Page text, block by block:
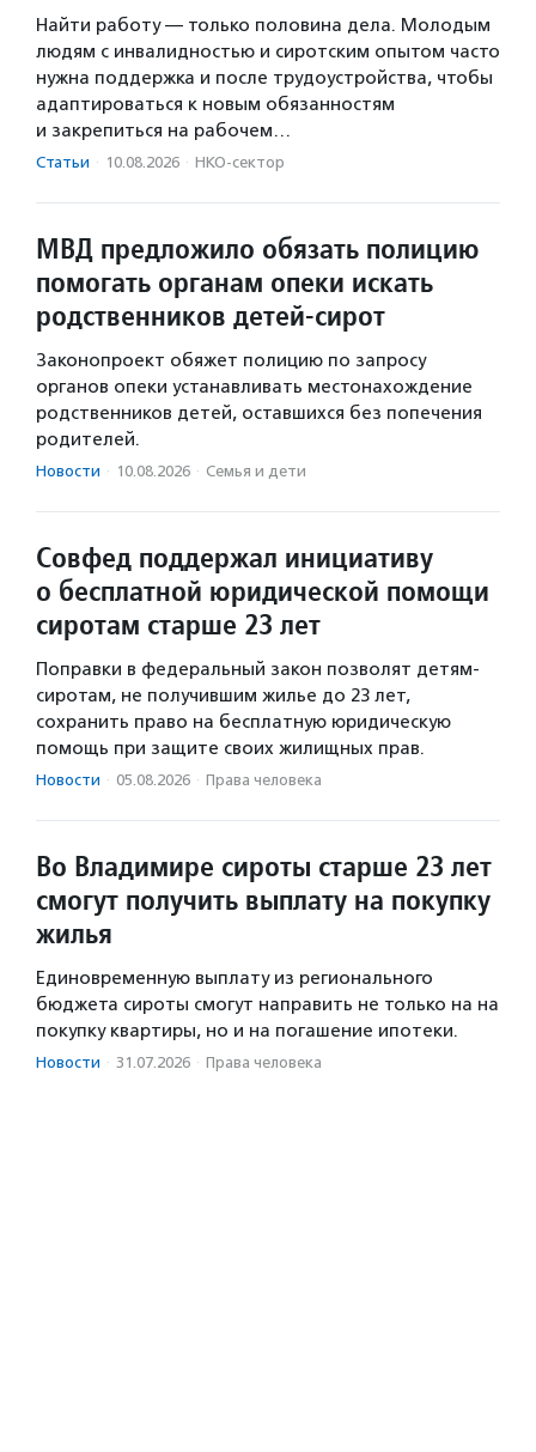
Найти работу — только половина дела. Молодым
людям с инвалидностью и сиротским опытом часто
нужна поддержка и после трудоустройства, чтобы
адаптироваться к новым обязанностям
и закрепиться на рабочем…
Статьи · 10.08.2026 · НКО-сектор
МВД предложило обязать полицию
помогать органам опеки искать
родственников детей-сирот
Законопроект обяжет полицию по запросу
органов опеки устанавливать местонахождение
родственников детей, оставшихся без попечения
родителей.
Новости · 10.08.2026 · Семья и дети
Совфед поддержал инициативу
о бесплатной юридической помощи
сиротам старше 23 лет
Поправки в федеральный закон позволят детям-
сиротам, не получившим жилье до 23 лет,
сохранить право на бесплатную юридическую
помощь при защите своих жилищных прав.
Новости · 05.08.2026 · Права человека
Во Владимире сироты старше 23 лет
смогут получить выплату на покупку
жилья
Единовременную выплату из регионального
бюджета сироты смогут направить не только на на
покупку квартиры, но и на погашение ипотеки.
Новости · 31.07.2026 · Права человека